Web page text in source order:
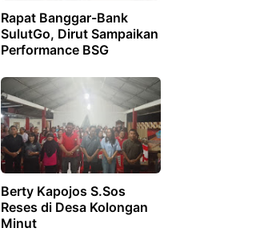
Rapat Banggar-Bank
SulutGo, Dirut Sampaikan
Performance BSG
Berty Kapojos S.Sos
Reses di Desa Kolongan
Minut